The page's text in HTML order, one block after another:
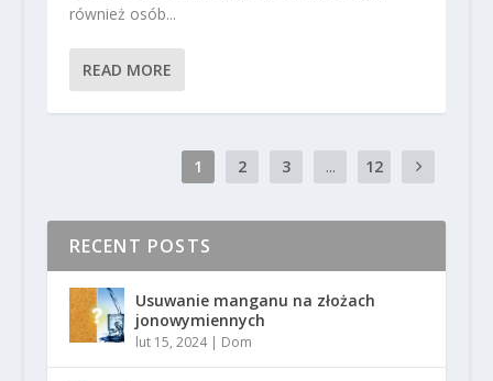
również osób...
READ MORE
1 2 3 ... 12
RECENT POSTS
Usuwanie manganu na złożach
jonowymiennych
lut 15, 2024| Dom